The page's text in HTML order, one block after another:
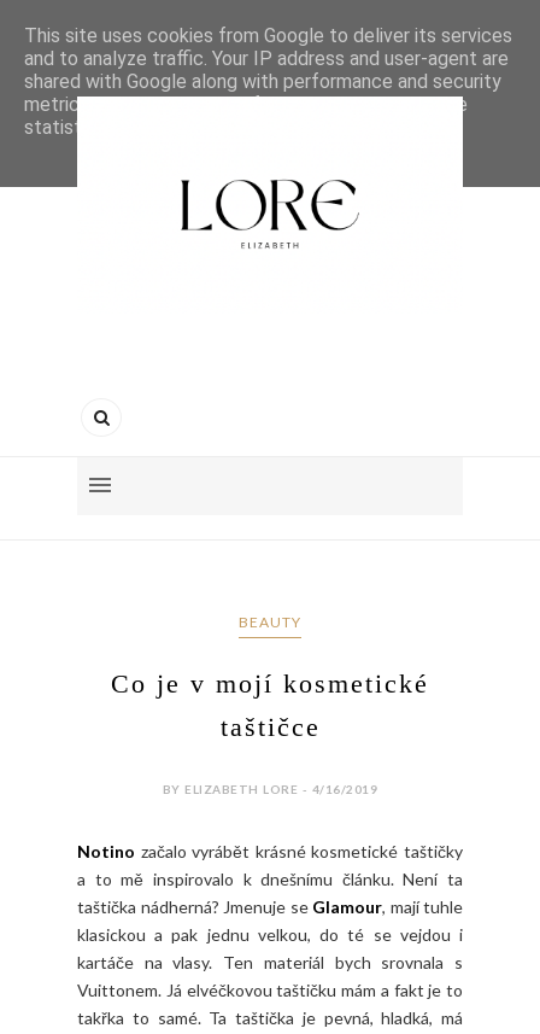
BEAUTY
Co je v mojí kosmetické
taštičce
BY ELIZABETH LORE - 4/16/2019
Notino začalo vyrábět krásné kosmetické taštičky
a to mě inspirovalo k dnešnímu článku. Není ta
taštička nádherná? Jmenuje se Glamour, mají tuhle
klasickou a pak jednu velkou, do té se vejdou i
kartáče na vlasy. Ten materiál bych srovnala s
Vuittonem. Já elvéčkovou taštičku mám a fakt je to
takřka to samé. Ta taštička je pevná, hladká, má
This site uses cookies from Google to deliver its services
and to analyze traffic. Your IP address and user-agent are
shared with Google along with performance and security
metrics to ensure quality of service, generate usage
statistics, and to detect and address abuse.